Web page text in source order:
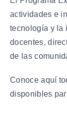
actividades e
tecnología y la
docentes,
de las
Conoce aquí
disponibles